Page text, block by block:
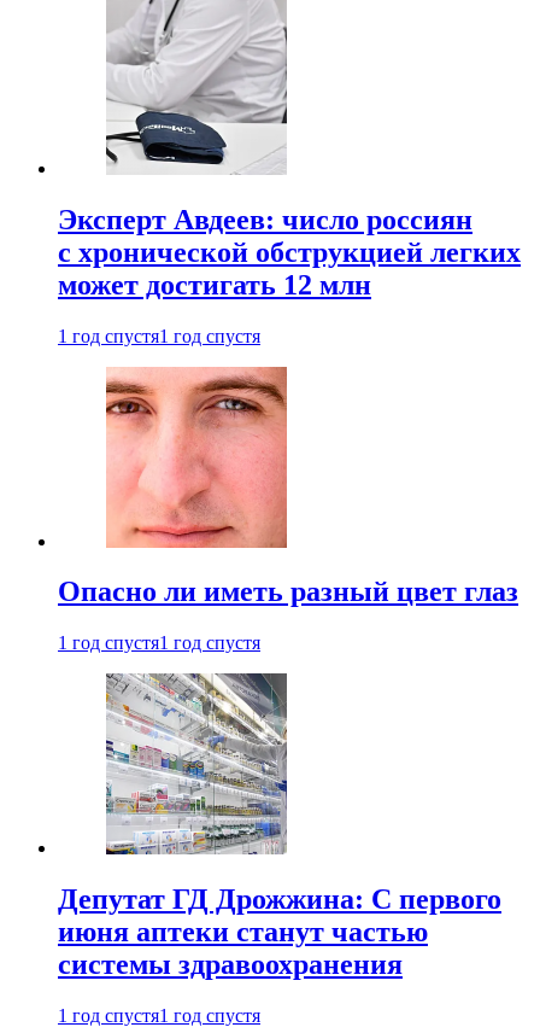
Эксперт Авдеев: число россиян
с хронической обструкцией легких
может достигать 12 млн
1 год спустя1 год спустя
Опасно ли иметь разный цвет глаз
1 год спустя1 год спустя
Депутат ГД Дрожжина: С первого
июня аптеки станут частью
системы здравоохранения
1 год спустя1 год спустя